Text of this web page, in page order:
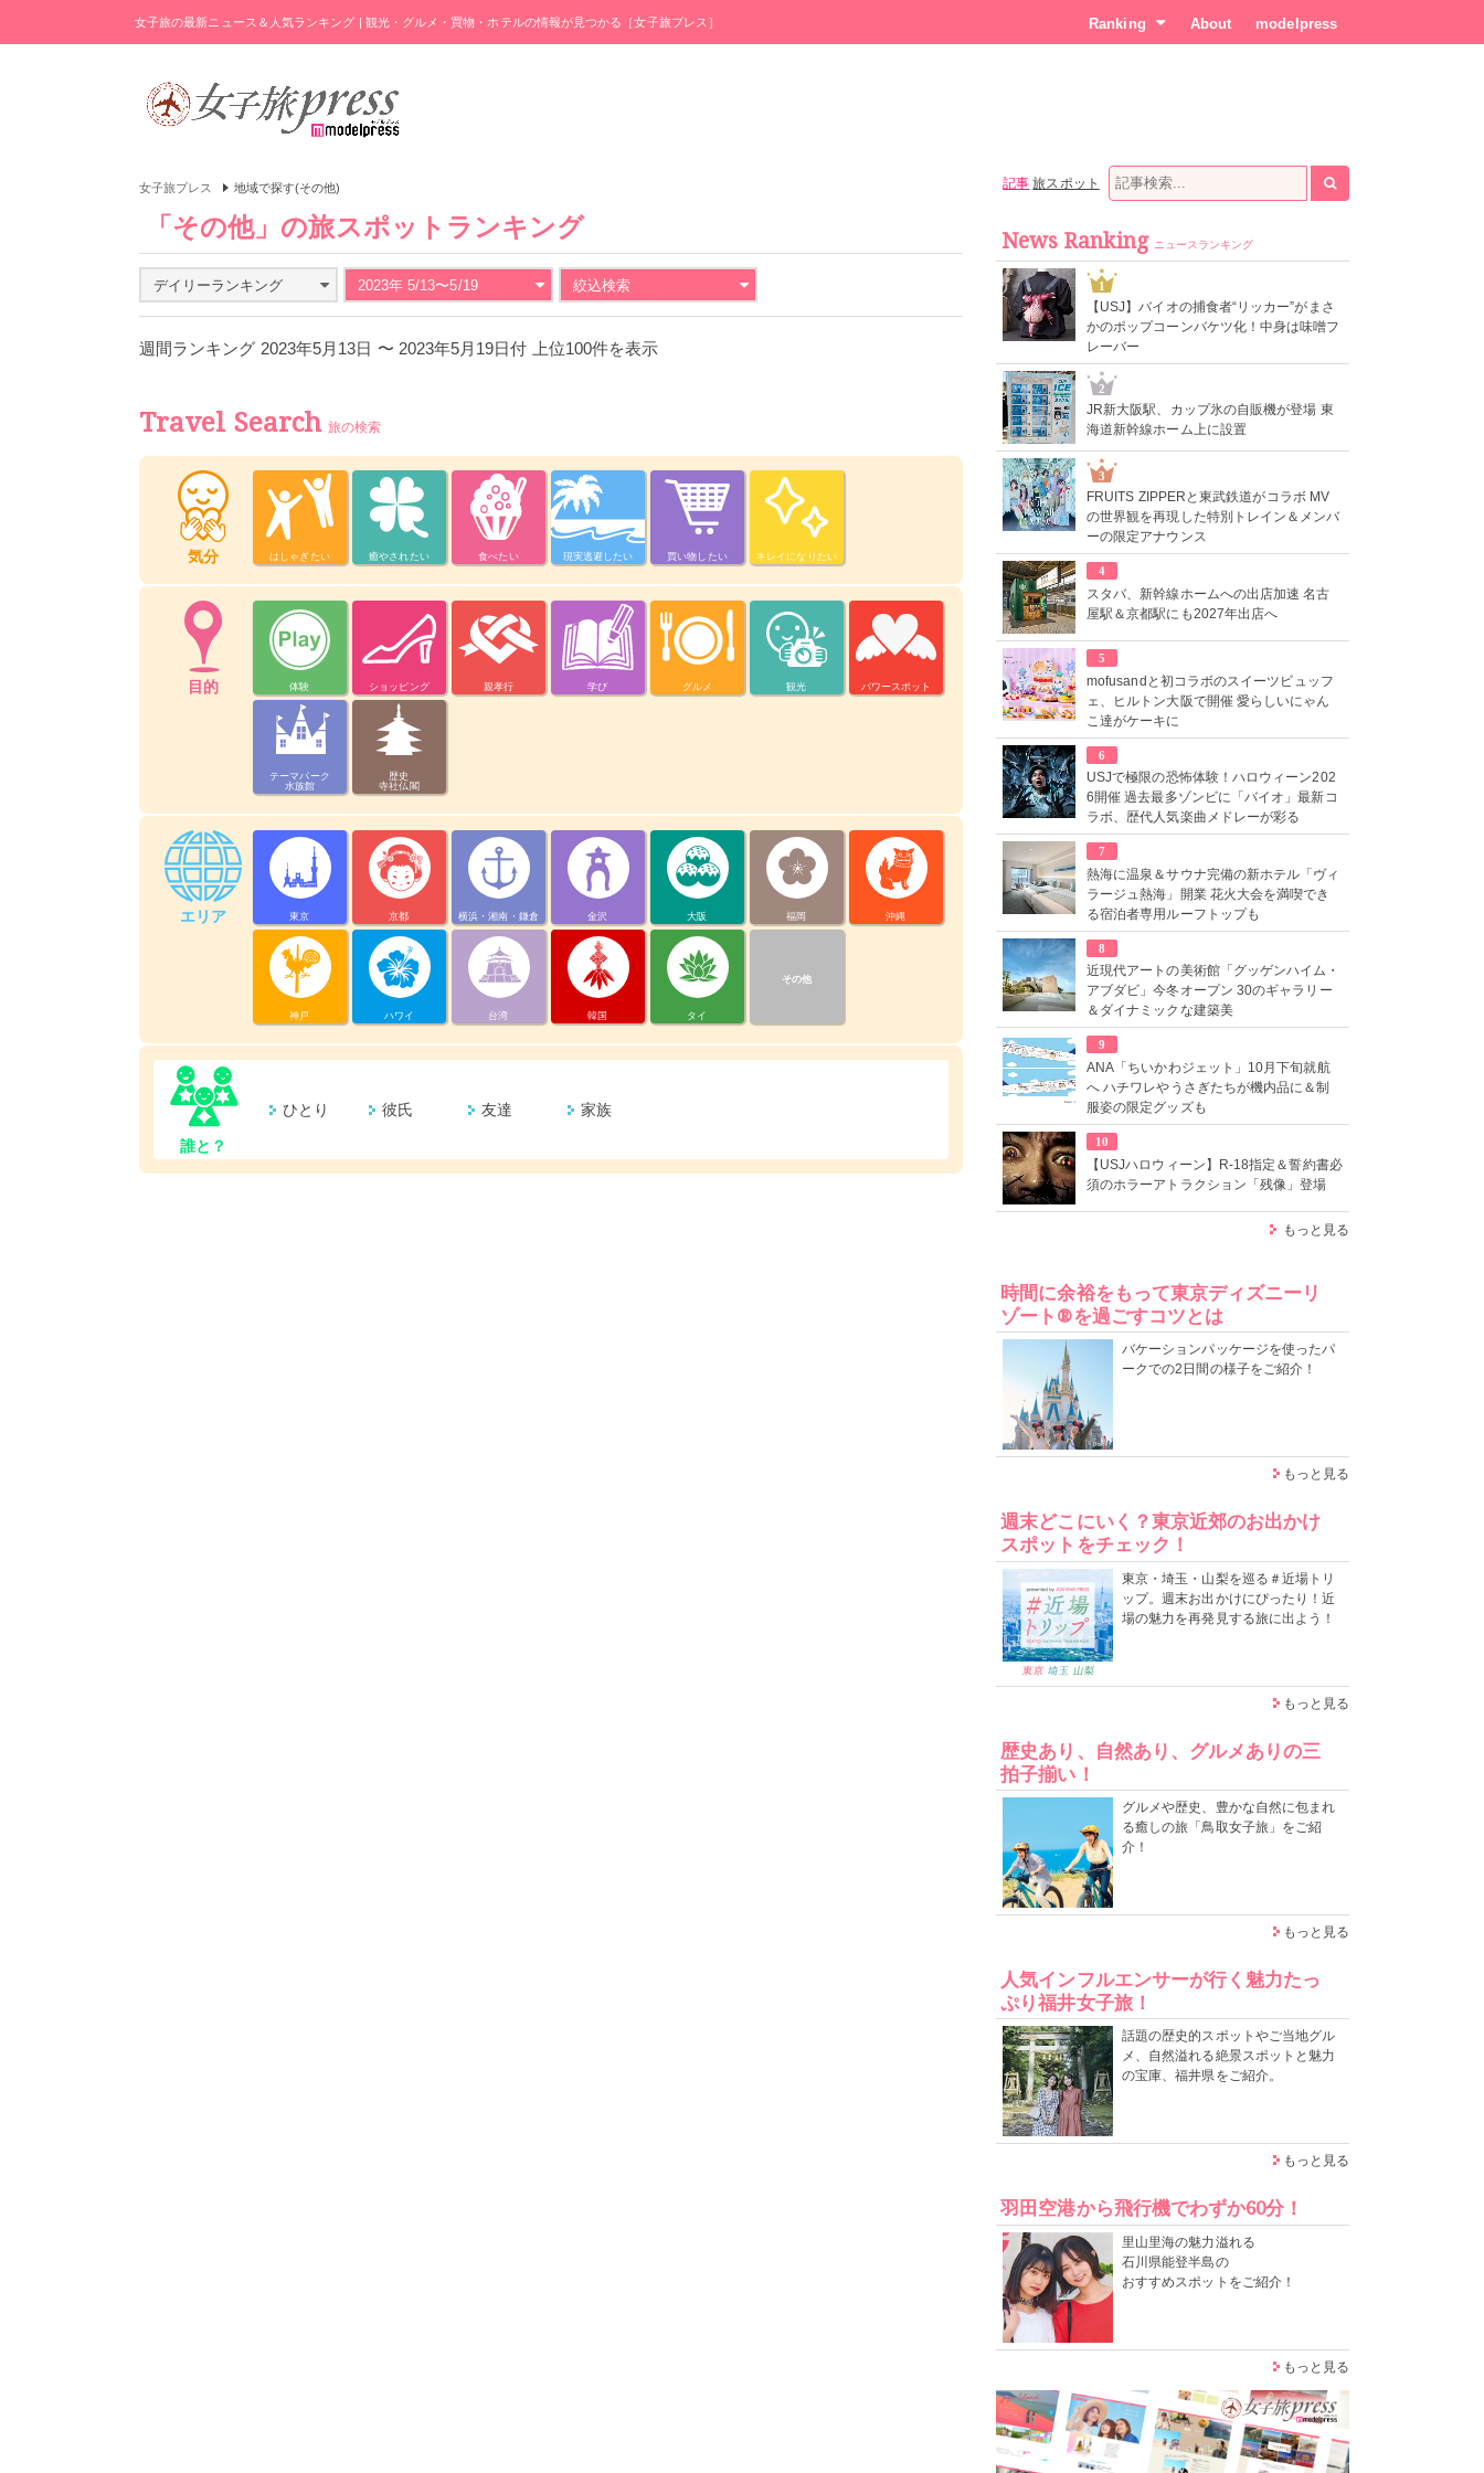
女子旅の最新ニュース＆人気ランキング | 観光・グルメ・買物・ホテルの情報が見つかる［女子旅プレス］ Ranking About modelpress
女子旅プレス 地域で探す(その他)
「その他」の旅スポットランキング
デイリーランキング 2023年 5/13〜5/19 絞込検索
週間ランキング 2023年5月13日 〜 2023年5月19日付 上位100件を表示
Travel Search 旅の検索
気分 はしゃぎたい 癒やされたい 食べたい 現実逃避したい 買い物したい キレイになりたい
目的 体験 ショッピング 親孝行 学び グルメ 観光 パワースポット
テーマパーク
水族館
歴史
寺社仏閣
エリア 東京 京都 横浜・湘南・鎌倉 金沢 大阪 福岡 沖縄
神戸 ハワイ 台湾 韓国 タイ
その他
誰と？
ひとり 彼氏 友達 家族
記事 旅スポット
News Ranking ニュースランキング
1
【USJ】バイオの捕食者“リッカー”がまさ
かのポップコーンバケツ化！中身は味噌フ
レーバー
2
JR新大阪駅、カップ氷の自販機が登場 東
海道新幹線ホーム上に設置
3
FRUITS ZIPPERと東武鉄道がコラボ MV
の世界観を再現した特別トレイン＆メンバ
ーの限定アナウンス
4
スタバ、新幹線ホームへの出店加速 名古
屋駅＆京都駅にも2027年出店へ
5
mofusandと初コラボのスイーツビュッフ
ェ、ヒルトン大阪で開催 愛らしいにゃん
こ達がケーキに
6
USJで極限の恐怖体験！ハロウィーン202
6開催 過去最多ゾンビに「バイオ」最新コ
ラボ、歴代人気楽曲メドレーが彩る
7
熱海に温泉＆サウナ完備の新ホテル「ヴィ
ラージュ熱海」開業 花火大会を満喫でき
る宿泊者専用ルーフトップも
8
近現代アートの美術館「グッゲンハイム・
アブダビ」今冬オープン 30のギャラリー
＆ダイナミックな建築美
9
ANA「ちいかわジェット」10月下旬就航
へ ハチワレやうさぎたちが機内品に＆制
服姿の限定グッズも
10
【USJハロウィーン】R-18指定＆誓約書必
須のホラーアトラクション「残像」登場
もっと見る
時間に余裕をもって東京ディズニーリ
ゾート®を過ごすコツとは
バケーションパッケージを使ったパ
ークでの2日間の様子をご紹介！
もっと見る
週末どこにいく？東京近郊のお出かけ
スポットをチェック！
東京・埼玉・山梨を巡る＃近場トリ
ップ。週末お出かけにぴったり！近
場の魅力を再発見する旅に出よう！
もっと見る
歴史あり、自然あり、グルメありの三
拍子揃い！
グルメや歴史、豊かな自然に包まれ
る癒しの旅「鳥取女子旅」をご紹
介！
もっと見る
人気インフルエンサーが行く魅力たっ
ぷり福井女子旅！
話題の歴史的スポットやご当地グル
メ、自然溢れる絶景スポットと魅力
の宝庫、福井県をご紹介。
もっと見る
羽田空港から飛行機でわずか60分！
里山里海の魅力溢れる
石川県能登半島の
おすすめスポットをご紹介！
もっと見る